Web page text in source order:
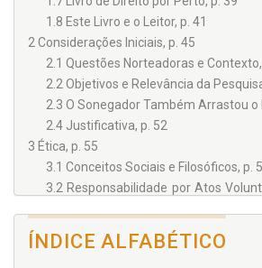
ética da Polícia Federal – suas
retumbantes; tutela oficial frente à
padrões de vida; arrogância fiscal;
tributária indireta; escravidão –
dignidade da pessoa humana, atuais
internacionais, validade das cotas
descendentes perante o resgate social...
Nesse ambiente – assimilado o
dos atores tributários –, se estará,
segurança pública, mais perto da
Justa. Solidária. Fraterna. Tolerante.
Ética. Plena de bem-estar. Só não há
As “rendas do Estado” são uma porção
seus bens para fazer jus à segurança da
1.8 Este Livro e o Leitor, p. 41
2 Considerações Iniciais, p. 45
2.1 Questões Norteadoras e
2.2 Objetivos e Relevância da
2.3 O Sonegador Também Arrastou o
2.4 Justificativa, p. 52
3 Ética, p. 55
3.1 Conceitos Sociais e Filosóficos, p.
3.2 Responsabilidade por Atos
3.3.1 Aristóteles, p. 60
ÍNDICE ALFABÉTICO